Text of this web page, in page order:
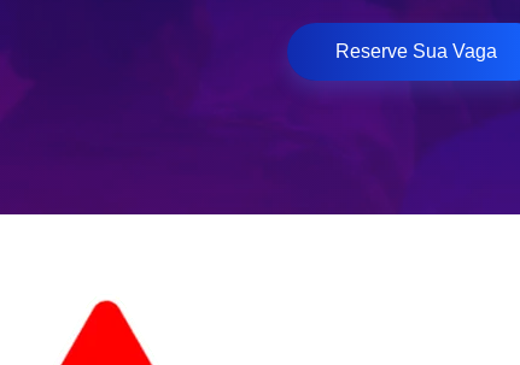
Reserve Sua Vaga